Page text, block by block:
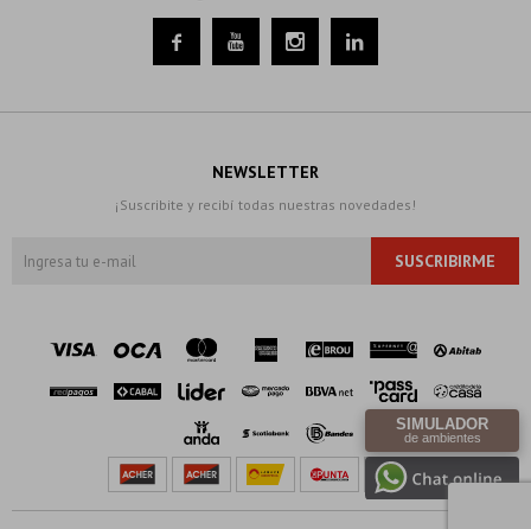
   
NEWSLETTER
¡Suscribite y recibí todas nuestras novedades!
SUSCRIBIRME
SIMULADOR
de ambientes